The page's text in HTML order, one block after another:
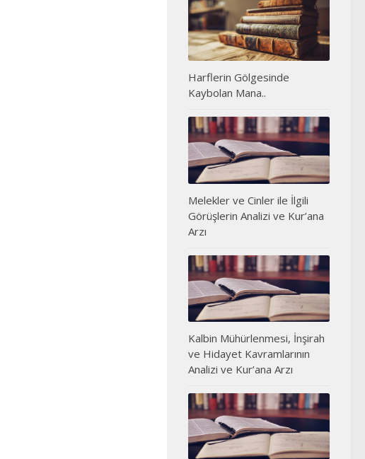
Harflerin Gölgesinde
Kaybolan Mana..
Melekler ve Cinler ile İlgili
Görüşlerin Analizi ve Kur’ana
Arzı
Kalbin Mühürlenmesi, İnşirah
ve Hidayet Kavramlarının
Analizi ve Kur’ana Arzı